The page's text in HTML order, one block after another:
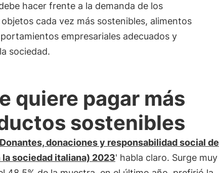
hacer frente a la demanda de los
cada vez más sostenibles, alimentos
empresariales adecuados y
sociedad.
quiere pagar más
sostenibles
Donantes, donaciones y responsabilidad social de
la sociedad italiana) 2023' habla claro. Surge muy